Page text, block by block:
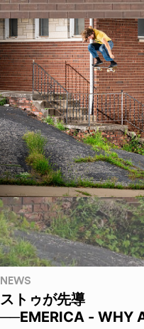
NEWS
ストゥが先導
──EMERICA - WHY